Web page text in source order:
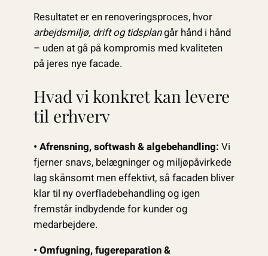
Resultatet er en renoveringsproces, hvor
arbejdsmiljø, drift og tidsplangår hånd i hånd
– uden at gå på kompromis med kvaliteten
på jeres nye facade.
Hvad vi konkret kan levere
til erhverv
• Afrensning, softwash & algebehandling: Vi
fjerner snavs, belægninger og miljøpåvirkede
lag skånsomt men effektivt, så facaden bliver
klar til ny overfladebehandling og igen
fremstår indbydende for kunder og
medarbejdere.
• Omfugning, fugereparation &